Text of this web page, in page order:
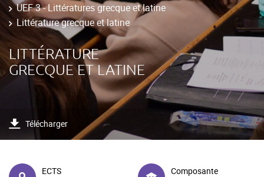
UEF 3 - Littératures grecque et latine
Littérature grecque et latine
LITTÉRATURE
GRECQUE ET LATINE
Télécharger
ECTS
Composante